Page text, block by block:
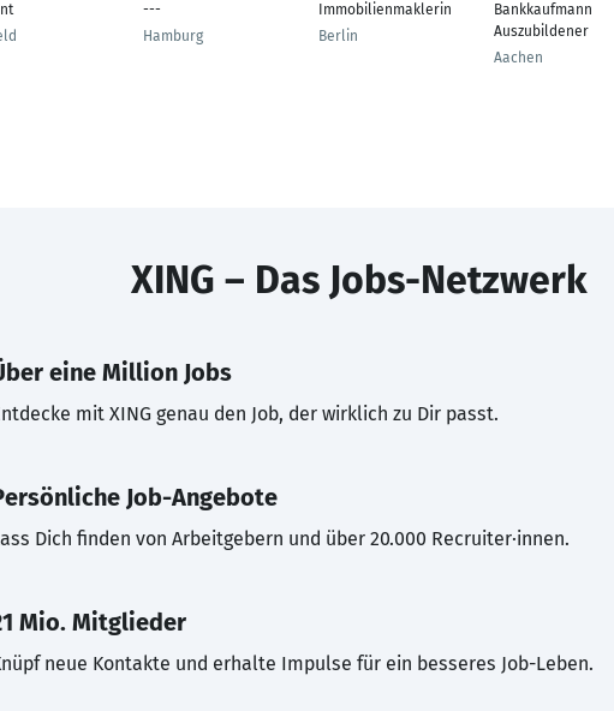
---
Hamburg
Immobilienmaklerin
Berlin
Bankkaufmann
Auszubildener
Aachen
XING – Das Jobs-Netzwerk
eine Million Jobs
mit XING genau den Job, der wirklich zu Dir passt.
Job-Angebote
Dich finden von Arbeitgebern und über 20.000 Recruiter·innen.
Mio. Mitglieder
neue Kontakte und erhalte Impulse für ein besseres Job-Leben.